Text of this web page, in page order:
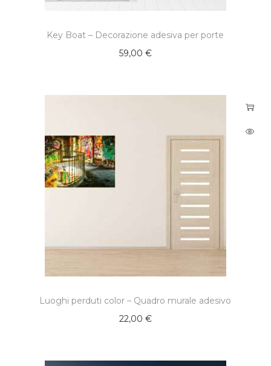
Key Boat – Decorazione adesiva per porte
59,00 €
Luoghi perduti color – Quadro murale adesivo
22,00 €